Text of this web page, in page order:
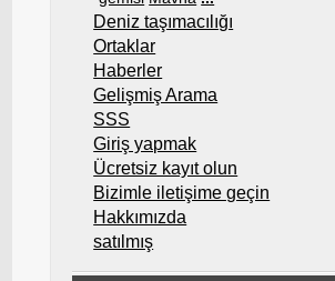
Deniz taşımacılığı
Ortaklar
Haberler
Gelişmiş Arama
SSS
Giriş yapmak
Ücretsiz kayıt olun
Bizimle iletişime geçin
Hakkımızda
satılmış